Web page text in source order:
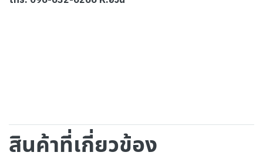
สินค้าที่เกี่ยวข้อง